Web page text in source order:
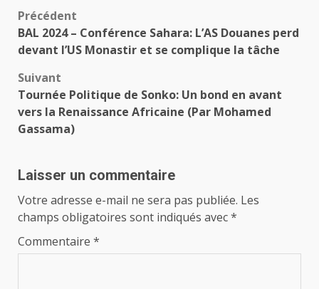
Navigation
d’article
Précédent
BAL 2024 – Conférence Sahara: L’AS Douanes perd
devant l’US Monastir et se complique la tâche
Suivant
Tournée Politique de Sonko: Un bond en avant
vers la Renaissance Africaine (Par Mohamed
Gassama)
Laisser un commentaire
Votre adresse e-mail ne sera pas publiée. Les
champs obligatoires sont indiqués avec*
Commentaire *